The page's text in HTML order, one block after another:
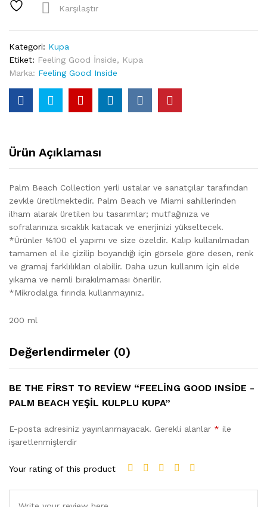
Beach
Kulplu
Kupa
quantity
Karşılaştır
Kategori: Kupa
Etiket: Feeling Good İnside, Kupa
Marka: Feeling Good Inside
Ürün Açıklaması
Palm Beach Collection yerli ustalar ve sanatçılar tarafından
zevkle üretilmektedir. Palm Beach ve Miami sahillerinden
ilham alarak üretilen bu tasarımlar; mutfağınıza ve
sofralarınıza sıcaklık katacak ve enerjinizi yükseltecek.
*Ürünler %100 el yapımı ve size özeldir. Kalıp kullanılmadan
tamamen el ile çizilip boyandığı için görsele göre desen, renk
ve gramaj farklılıkları olabilir. Daha uzun kullanım için elde
yıkama ve nemli bırakılmaması önerilir.
*Mikrodalga fırında kullanmayınız.
200 ml
Değerlendirmeler (0)
BE THE FIRST TO REVIEW “FEELING GOOD INSIDE -
PALM BEACH YEŞIL KULPLU KUPA”
E-posta adresiniz yayınlanmayacak. Gerekli alanlar * ile
işaretlenmişlerdir
Your rating of this product